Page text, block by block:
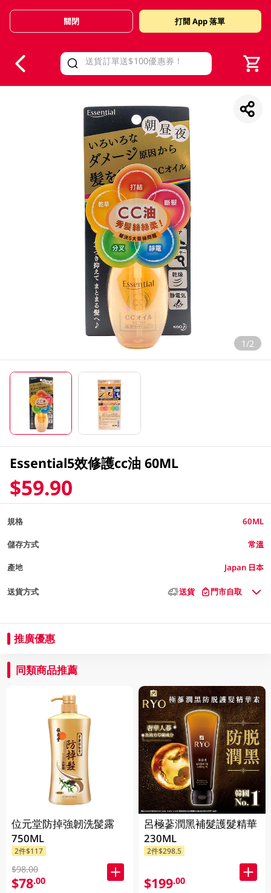
Valid Until 30 June 2026
關閉 打開 App 落單
1/2
Essential5效修護cc油 60ML
$59.90
規格 60ML
儲存方式 常溫
產地 Japan 日本
送貨方式 送貨 門市自取
推廣優惠
同類商品推薦
位元堂防掉強韌洗髲露
750ML
2件$117
$98.00
$78.00
呂極蔘潤黑補髮護髮精華
230ML
2件$298.5
$199.00